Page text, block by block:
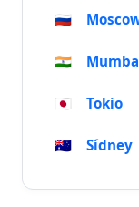
🇷🇺
🇮🇳
🇯🇵 Tokio
🇦🇺 Sídney